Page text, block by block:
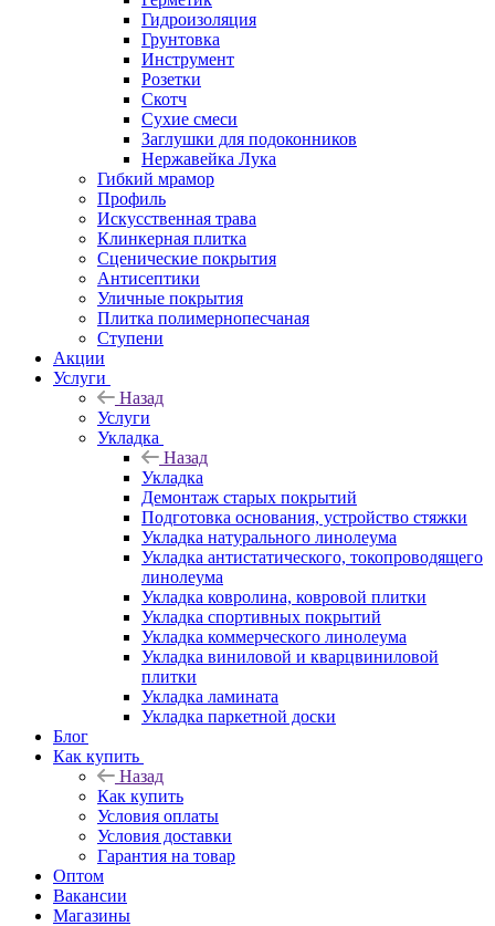
Гидроизоляция
Грунтовка
Инструмент
Розетки
Скотч
Сухие смеси
Заглушки для подоконников
Нержавейка Лука
Гибкий мрамор
Профиль
Искусственная трава
Клинкерная плитка
Сценические покрытия
Антисептики
Уличные покрытия
Плитка полимернопесчаная
Ступени
Акции
Услуги
Назад
Услуги
Укладка
Назад
Укладка
Демонтаж старых покрытий
Подготовка основания, устройство стяжки
Укладка натурального линолеума
Укладка антистатического, токопроводящего
линолеума
Укладка ковролина, ковровой плитки
Укладка спортивных покрытий
Укладка коммерческого линолеума
Укладка виниловой и кварцвиниловой
плитки
Укладка ламината
Укладка паркетной доски
Блог
Как купить
Назад
Как купить
Условия оплаты
Условия доставки
Гарантия на товар
Оптом
Вакансии
Магазины